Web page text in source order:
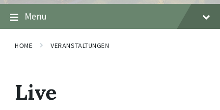
Menu
HOME VERANSTALTUNGEN
Live